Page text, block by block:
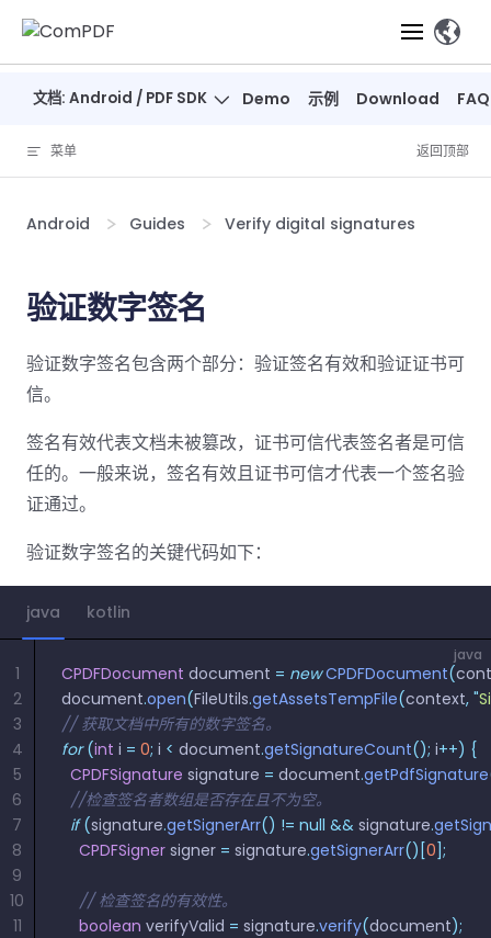
Skip to content
产品
ComPDF
SDK
验
Java
SDK
SDK
C++
SDK
PHP
SDK
Python
SDK
桌面端
SDK
移动端
SDK
SDK
iOS SDK
React
Native
SDK
ComPDF
Cloud
API
部署
ComPDF
解析
抽取
PDF
查看
器
释
文档
编辑
内容
编辑
签名
文档生
成
安全
标记密文
图层
PDF/A,
PDF/E,
PDF/UA
压缩
PDF
分色
AI
完整功能清单
解决方案
智能文档处理
概览
析
DocSlight
行业
方案
筑
融
教
印
刷
中小企业支
持:
为初创公司和团队提供可负担且合理的价
格。
在线工具
开发者
ComPDF
SDK 指南
服务器端
Java
指南
.NET 指
南
C 指南
Windows
移动端
Android
指南
Flutter 指
南
iOS 指南
ComPDF
Cloud 指
AI 指南
联系销售
文档: Android / PDF SDK Demo 示例 Download FAQ
、
菜单 返回顶部
Android Guides Verify digital signatures
验证数字签名
验证数字签名包含两个部分：验证签名有效和验证证书可
信。
签名有效代表文档未被篡改，证书可信代表签名者是可信
任的。一般来说，签名有效且证书可信才代表一个签名验
证通过。
验证数字签名的关键代码如下：
java kotlin
java
CPDFDocument document = new CPDFDocument(
document.open(FileUtils.getAssetsTempFile(context, "
// 获取文档中所有的数字签名。
for (int i = 0; i < document.getSignatureCount(); i++) {
  CPDFSignature
signature = document.getPdfSignature
  //检查签名者数组是否存在且不为空。
  if
(signature.getSignerArr() != null && signature.
    CPDFSigner
signer = signature.getSignerArr()[0 ];
    // 检查签名的有效性。
    boolean
verifyValid = signature.verify(document);
1
2
3
4
5
6
7
8
9
10
11